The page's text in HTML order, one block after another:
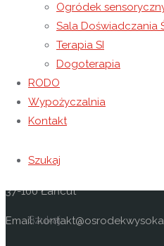
Ogródek
Sala Doświadczania
Terapia SI
Dogoterapia
RODO
Wypożyczalnia
Kontakt
Szukaj
Szukaj:
w Wysokiej KLIK
Niepubliczny Ośrodek
37-100 Łańcut
Email: